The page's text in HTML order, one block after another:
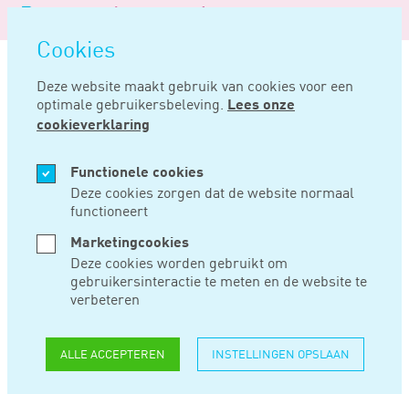
overslaan
Cookies
Deze website maakt gebruik van cookies voor een
optimale gebruikersbeleving. Lees onze
cookieverklaring
Functionele cookies
Deze cookies zorgen dat de website normaal
functioneert
Marketingcookies
Deze cookies worden gebruikt om
gebruikersinteractie te meten en de website te
verbeteren
ALLE ACCEPTEREN INSTELLINGEN OPSLAAN
Logo
Noord
Negentig
Home Nieuws De bik-regeling gepresenteerd
OKT 08, 2020
DE BIK-REGELING
GEPRESENTEERD
gemaakt voor de Baangerelateerde Investeringskorting
(BIK-regeling). De investering moet na 1 oktober van dit